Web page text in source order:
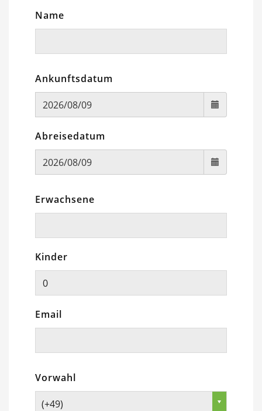
Name
Ankunftsdatum
Abreisedatum
Erwachsene
Kinder
Email
Vorwahl
(+49)